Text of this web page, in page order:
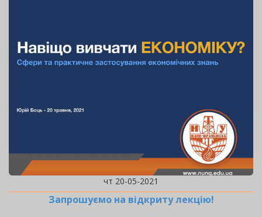
чт 20-05-2021
Запрошуємо на відкриту лекцію!